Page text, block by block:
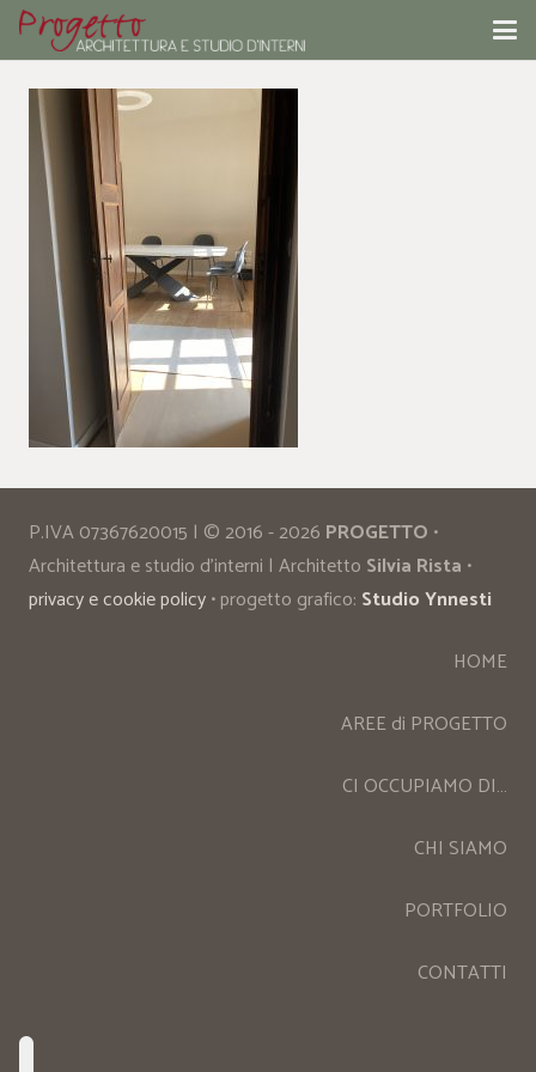
P.IVA 07367620015 | © 2016 - 2026 PROGETTO •
Architettura e studio d’interni | Architetto Silvia Rista •
privacy e cookie policy• progetto grafico: Studio Ynnesti
HOME
AREE di PROGETTO
CI OCCUPIAMO DI…
CHI SIAMO
PORTFOLIO
CONTATTI